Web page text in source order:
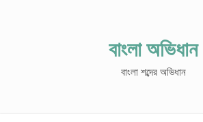
বাংলা অভিধান
বাংলা শব্দের অভিধান